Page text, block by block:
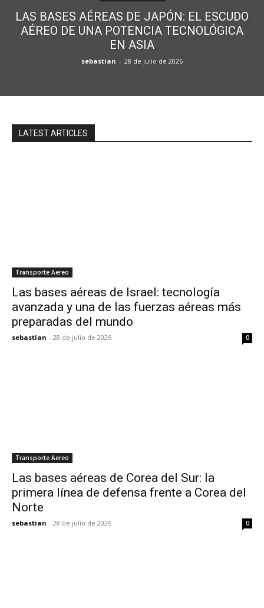
LAS BASES AÉREAS DE JAPÓN: EL ESCUDO
AÉREO DE UNA POTENCIA TECNOLÓGICA
EN ASIA
sebastian - 28 de julio de 2026
LATEST ARTICLES
Transporte Aereo
Las bases aéreas de Israel: tecnología
avanzada y una de las fuerzas aéreas más
preparadas del mundo
sebastian - 28 de julio de 2026 0
Transporte Aereo
Las bases aéreas de Corea del Sur: la
primera línea de defensa frente a Corea del
Norte
sebastian - 28 de julio de 2026 0